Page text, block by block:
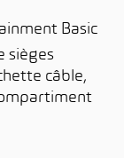
Basic
sièges
câble,